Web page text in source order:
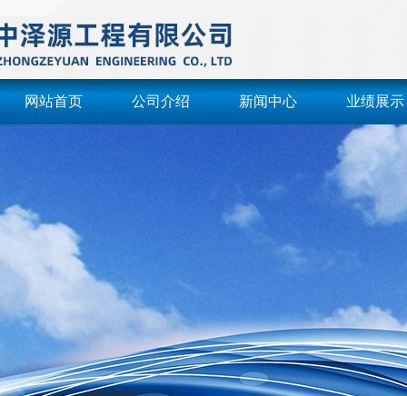
网站首页 公司介绍 新闻中心 业绩展示